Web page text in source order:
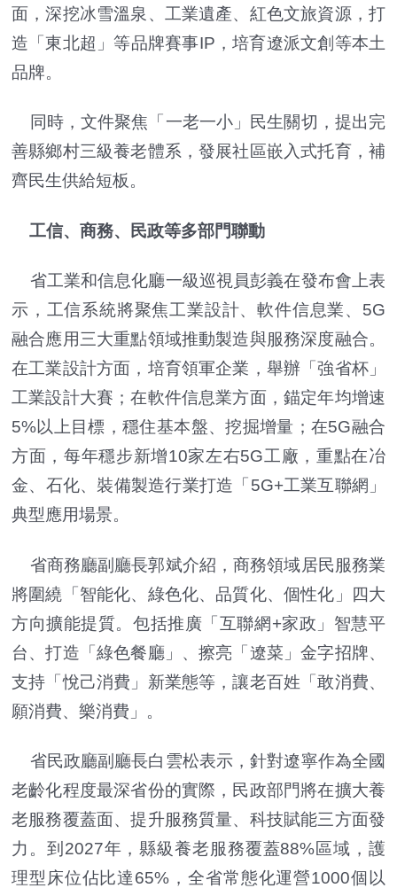
面，深挖冰雪溫泉、工業遺產、紅色文旅資源，打
造「東北超」等品牌賽事IP，培育遼派文創等本土
品牌。
同時，文件聚焦「一老一小」民生關切，提出完
善縣鄉村三級養老體系，發展社區嵌入式托育，補
齊民生供給短板。
工信、商務、民政等多部門聯動
省工業和信息化廳一級巡視員彭義在發布會上表
示，工信系統將聚焦工業設計、軟件信息業、5G
融合應用三大重點領域推動製造與服務深度融合。
在工業設計方面，培育領軍企業，舉辦「強省杯」
工業設計大賽；在軟件信息業方面，錨定年均增速
5%以上目標，穩住基本盤、挖掘增量；在5G融合
方面，每年穩步新增10家左右5G工廠，重點在冶
金、石化、裝備製造行業打造「5G+工業互聯網」
典型應用場景。
省商務廳副廳長郭斌介紹，商務領域居民服務業
將圍繞「智能化、綠色化、品質化、個性化」四大
方向擴能提質。包括推廣「互聯網+家政」智慧平
台、打造「綠色餐廳」、擦亮「遼菜」金字招牌、
支持「悅己消費」新業態等，讓老百姓「敢消費、
願消費、樂消費」。
省民政廳副廳長白雲松表示，針對遼寧作為全國
老齡化程度最深省份的實際，民政部門將在擴大養
老服務覆蓋面、提升服務質量、科技賦能三方面發
力。到2027年，縣級養老服務覆蓋88%區域，護
理型床位佔比達65%，全省常態化運營1000個以